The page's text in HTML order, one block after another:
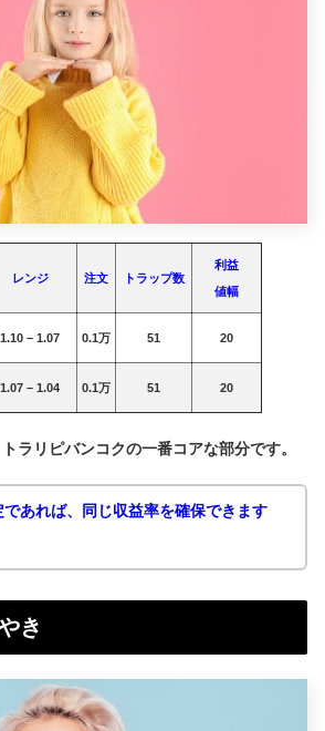
レンジ 注文 トラップ数
利益
値幅
1.10 – 1.07 0.1万 51 20
1.07 – 1.04 0.1万 51 20
ラリピバンコクの一番コアな部分です。
であれば、同じ収益率を確保できます
き